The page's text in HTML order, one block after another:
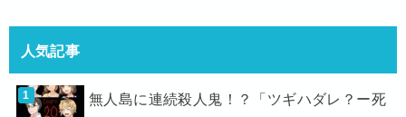
人気記事
無人島に連続殺人鬼！？「ツギハダレ？ー死